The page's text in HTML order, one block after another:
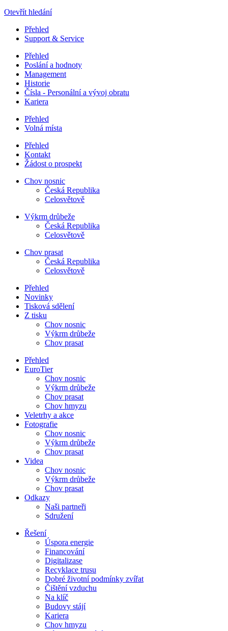
Otevřít hledání
Přehled
Support & Service
Přehled
Poslání a hodnoty
Management
Historie
Čísla - Personální a vývoj obratu
Kariera
Přehled
Volná místa
Přehled
Kontakt
Žádost o prospekt
Chov nosnic
Česká Republika
Celosvětově
Výkrm drůbeže
Česká Republika
Celosvětově
Chov prasat
Česká Republika
Celosvětově
Přehled
Novinky
Tisková sdělení
Z tisku
Chov nosnic
Výkrm drůbeže
Chov prasat
Přehled
EuroTier
Chov nosnic
Výkrm drůbeže
Chov prasat
Chov hmyzu
Veletrhy a akce
Fotografie
Chov nosnic
Výkrm drůbeže
Chov prasat
Videa
Chov nosnic
Výkrm drůbeže
Chov prasat
Odkazy
Naši partneři
Sdružení
Řešení
Úspora energie
Financování
Digitalizase
Recyklace trusu
Dobré životní podmínky zvířat
Čištění vzduchu
Na klíč
Budovy stájí
Kariera
Chov hmyzu